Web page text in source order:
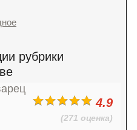
рубрики
4.9
(271 оценка)